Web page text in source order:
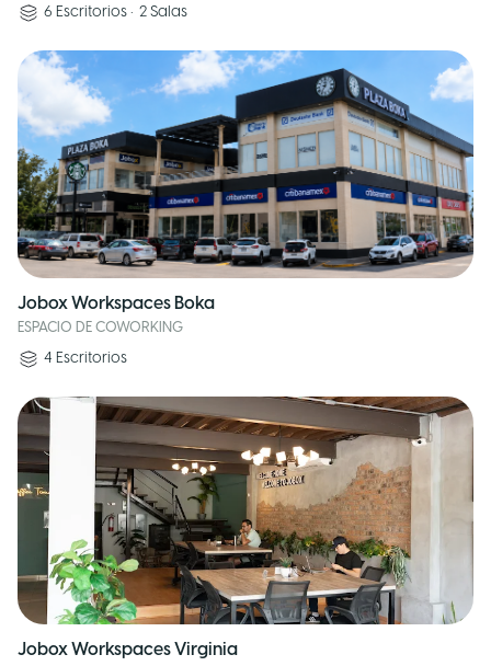
6 Escritorios • 2 Salas
Jobox Workspaces Boka
ESPACIO DE COWORKING
4 Escritorios
Jobox Workspaces Virginia